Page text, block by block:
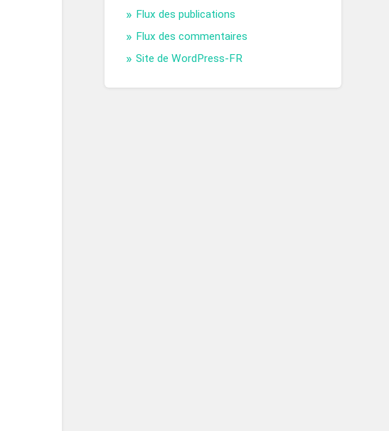
Flux des publications
Flux des commentaires
Site de WordPress-FR